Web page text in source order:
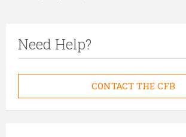
Need Help?
CONTACT THE CFB